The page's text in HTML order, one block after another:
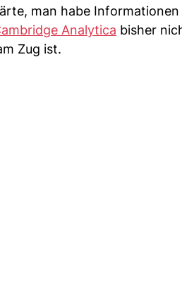
man habe
Analytica bisher
Zug ist.